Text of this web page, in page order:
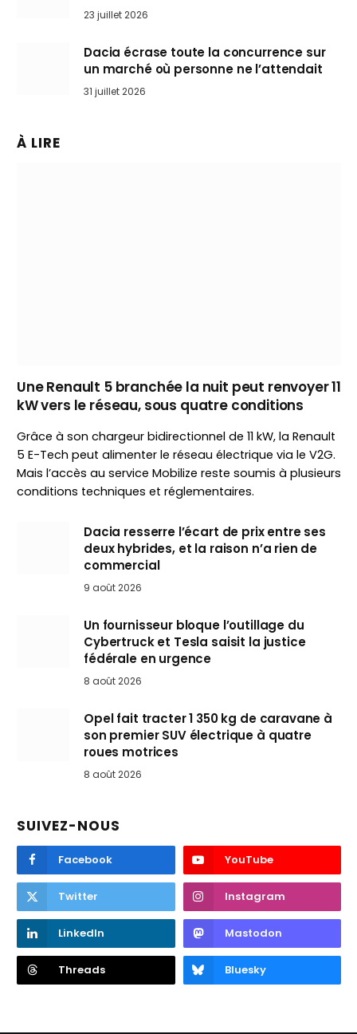
arrive en Europe cet automne
23 juillet 2026
Dacia écrase toute la concurrence sur
un marché où personne ne l’attendait
31 juillet 2026
À LIRE
Une Renault 5 branchée la nuit peut renvoyer 11
kW vers le réseau, sous quatre conditions
Grâce à son chargeur bidirectionnel de 11 kW, la Renault
5 E-Tech peut alimenter le réseau électrique via le V2G.
Mais l’accès au service Mobilize reste soumis à plusieurs
conditions techniques et réglementaires.
Dacia resserre l’écart de prix entre ses
deux hybrides, et la raison n’a rien de
commercial
9 août 2026
Un fournisseur bloque l’outillage du
Cybertruck et Tesla saisit la justice
fédérale en urgence
8 août 2026
Opel fait tracter 1 350 kg de caravane à
son premier SUV électrique à quatre
roues motrices
8 août 2026
SUIVEZ-NOUS
Facebook YouTube
Twitter Instagram
LinkedIn Mastodon
Threads Bluesky